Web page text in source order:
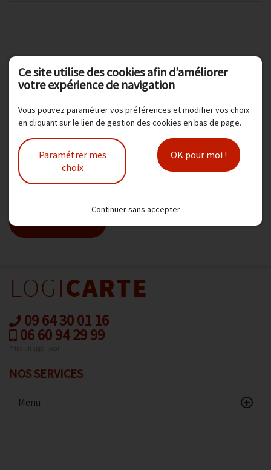
Dimension : largeur 210 mm, diamètre total 30 mm,
diamètre mandrin 12 mm, longueur 50 mètres
Type papier : thermique
Nombre de bobines par carton : 10
Franco de port pour 80,00 euros
Modèle :1011C
21,00 € TTC
17,50 € HT
09 64 30 01 16
06 60 94 29 99
NOS SERVICES
Menu
Ce site utilise des cookies afin d’améliorer
votre expérience de navigation
Vous pouvez paramétrer vos préférences et modifier vos choix
en cliquant sur le lien de gestion des cookies en bas de page.
Paramétrer mes
choix
OK pour moi !
Continuer sans accepter